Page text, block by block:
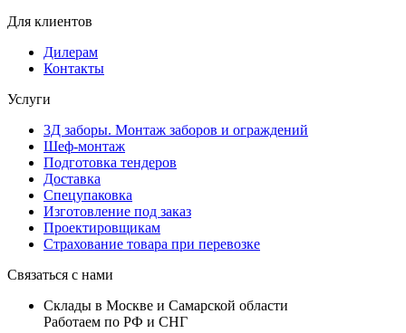
Для клиентов
Дилерам
Контакты
Услуги
3Д заборы. Монтаж заборов и ограждений
Шеф-монтаж
Подготовка тендеров
Доставка
Спецупаковка
Изготовление под заказ
Проектировщикам
Страхование товара при перевозке
Связаться с нами
Склады в Москве и Самарской области
Работаем по РФ и СНГ